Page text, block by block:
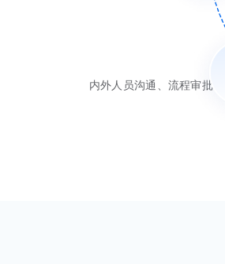
内外人员沟通、流程审批